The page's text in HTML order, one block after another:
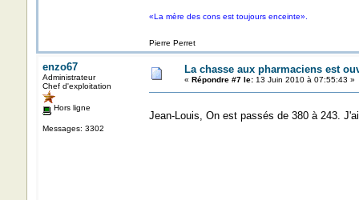
«La mère des cons est toujours enceinte».
Pierre Perret
enzo67
Administrateur
Chef d'exploitation
Hors ligne
Messages: 3302
La chasse aux pharmaciens est
« Répondre #7 le:13 Juin 2010 à 07:55:43 »
Jean-Louis, On est passés de 380 à 243.